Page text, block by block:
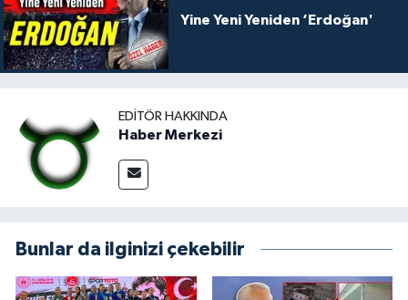
Yine Yeni Yeniden ‘Erdoğan'
EDITÖR HAKKINDA
Haber Merkezi
Bunlar da ilginizi çekebilir